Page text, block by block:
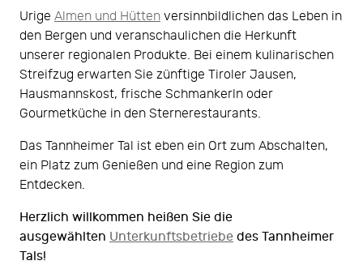
Urige Almen und Hütten versinnbildlichen das Leben in
den Bergen und veranschaulichen die Herkunft
unserer regionalen Produkte. Bei einem kulinarischen
Streifzug erwarten Sie zünftige Tiroler Jausen,
Hausmannskost, frische Schmankerln oder
Gourmetküche in den Sternerestaurants.
Das Tannheimer Tal ist eben ein Ort zum Abschalten,
ein Platz zum Genießen und eine Region zum
Entdecken.
Herzlich willkommen heißen Sie die
ausgewählten Unterkunftsbetriebe des Tannheimer
Tals!